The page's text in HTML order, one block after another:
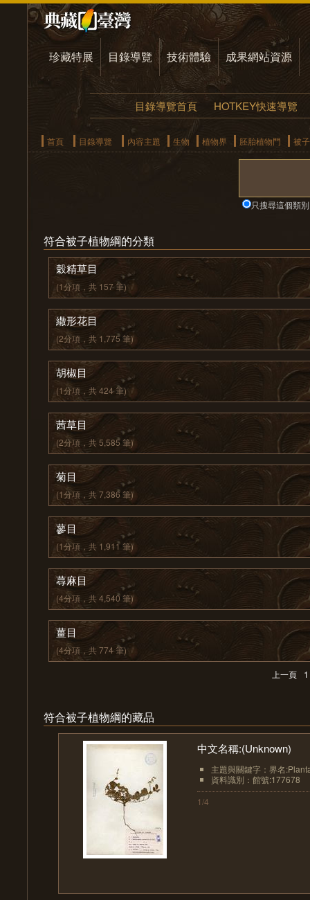
珍藏特展 目錄導覽 技術體驗 成果網站資源
目錄導覽首頁 HOTKEY快速導覽
首頁 目錄導覽 內容主題 生物 植物界 胚胎植物門 被
只搜尋這個類別
符合被子植物綱的分類
穀精草目
(1分項，共 157 筆)
繖形花目
(2分項，共 1,775 筆)
胡椒目
(1分項，共 424 筆)
茜草目
(2分項，共 5,585 筆)
菊目
(1分項，共 7,386 筆)
蓼目
(1分項，共 1,911 筆)
蕁麻目
(4分項，共 4,540 筆)
薑目
(4分項，共 774 筆)
上一頁 1
符合被子植物綱的藏品
中文名稱:(Unknown)
主題與關鍵字：界名
資料識別：館號:177678
1/4